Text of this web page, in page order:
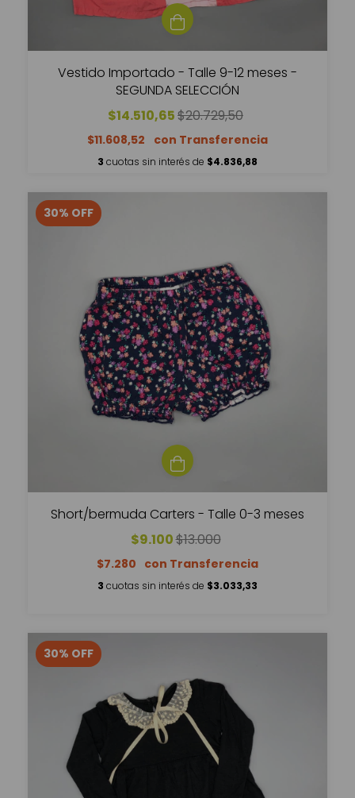
Vestido Importado - Talle 9-12 meses -
SEGUNDA SELECCIÓN
$14.510,65$20.729,50
$11.608,52
3 cuotas sin interés de $4.836,88
30% OFF
Short/bermuda Carters - Talle 0-3 meses
$9.100$13.000
$7.280
3 cuotas sin interés de $3.033,33
30% OFF